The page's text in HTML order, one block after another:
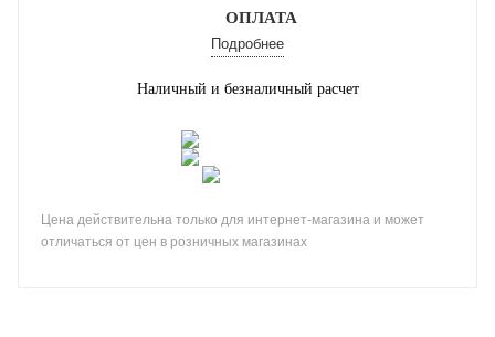
ОПЛАТА
Подробнее
Наличный и безналичный расчет
Цена действительна только для интернет-магазина и может
отличаться от цен в розничных магазинах